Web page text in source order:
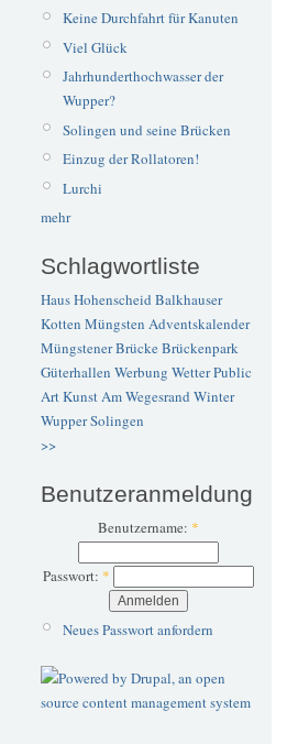
Keine Durchfahrt für Kanuten
Viel Glück
Jahrhunderthochwasser der
Wupper?
Solingen und seine Brücken
Einzug der Rollatoren!
Lurchi
mehr
Schlagwortliste
Haus Hohenscheid Balkhauser
Kotten Müngsten Adventskalender
Müngstener BrückeBrückenpark
Güterhallen Werbung WetterPublic
ArtKunstAm Wegesrand Winter
WupperSolingen
>>
Benutzeranmeldung
Benutzername: *
Passwort: *
Neues Passwort anfordern